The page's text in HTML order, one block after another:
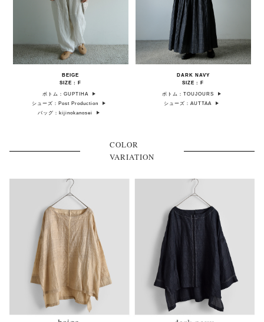
BEIGE
SIZE : F
ボトム：GUPTIHA
シューズ：Post Production
バッグ：kijinokanosei
DARK NAVY
SIZE : F
ボトム：TOUJOURS
シューズ：AUTTAA
COLOR
VARIATION